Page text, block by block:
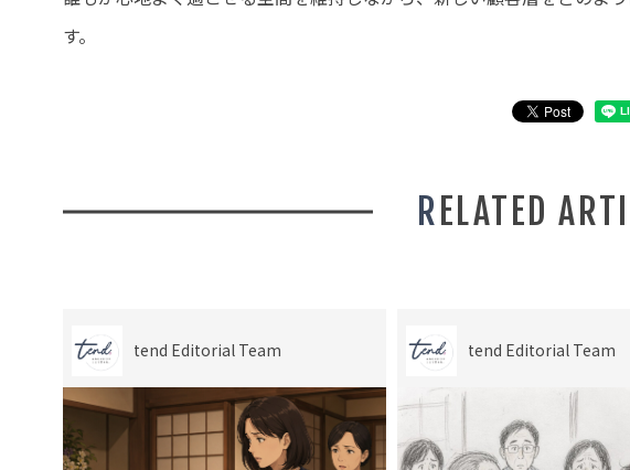
す。
RELATED
tend Editorial Team tend Editorial Team